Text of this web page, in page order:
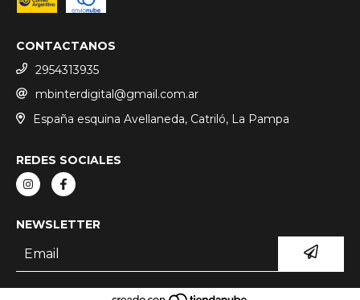
CONTACTANOS
2954313935
mbinterdigital@gmail.com.ar
España esquina Avellaneda, Catriló, La Pampa
REDES SOCIALES
NEWSLETTER